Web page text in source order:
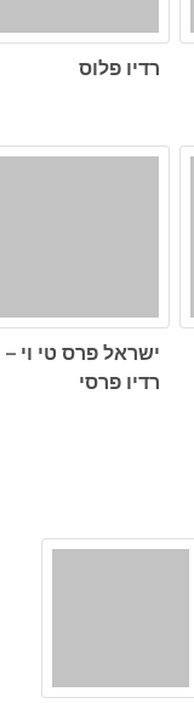
רדיו פלוס
ישראל פרס טי וי –
רדיו פרסי